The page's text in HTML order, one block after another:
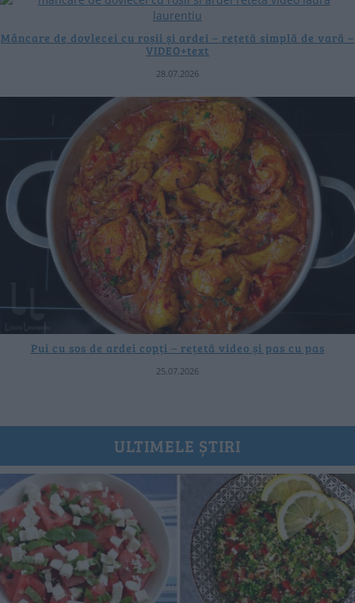
Mâncare de dovlecei cu roșii și ardei – rețetă simplă de vară –
VIDEO+text
28.07.2026
Pui cu sos de ardei copți – rețetă video și pas cu pas
25.07.2026
ULTIMELE ȘTIRI